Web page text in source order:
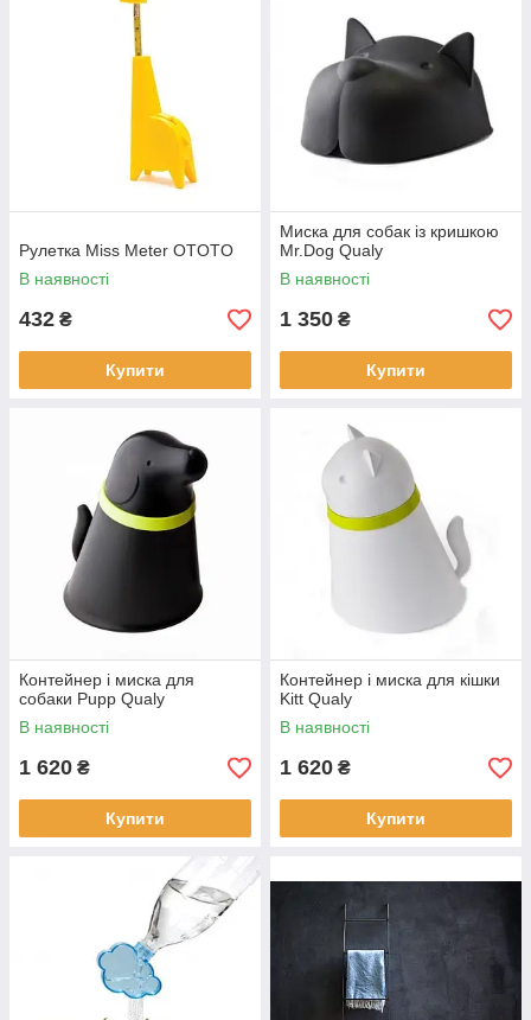
Рулетка Miss Meter OTOTO
В наявності
432 ₴
Купити
Миска для собак із кришкою
Mr.Dog Qualy
В наявності
1 350 ₴
Купити
Контейнер і миска для
собаки Pupp Qualy
В наявності
1 620 ₴
Купити
Контейнер і миска для кішки
Kitt Qualy
В наявності
1 620 ₴
Купити